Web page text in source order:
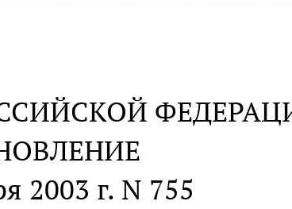
2003 г. N 755